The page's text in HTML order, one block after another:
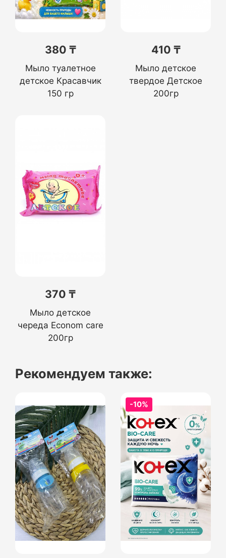
380 ₸
Мыло туалетное
детское Красавчик
150 гр
410 ₸
Мыло детское
твердое Детское
200гр
370 ₸
Мыло детское
череда Econom care
200гр
Рекомендуем также:
-10%